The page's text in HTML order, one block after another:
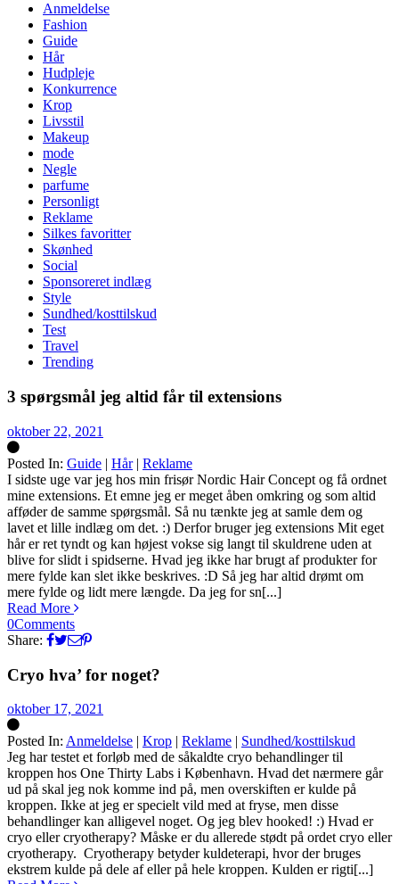
Anmeldelse
Fashion
Guide
Hår
Hudpleje
Konkurrence
Krop
Livsstil
Makeup
mode
Negle
parfume
Personligt
Reklame
Silkes favoritter
Skønhed
Social
Sponsoreret indlæg
Style
Sundhed/kosttilskud
Test
Travel
Trending
3 spørgsmål jeg altid får til extensions
oktober 22, 2021
Posted In: Guide | Hår| Reklame
Silke
I sidste uge var jeg hos min frisør Nordic Hair Concept og få ordnet
mine extensions. Et emne jeg er meget åben omkring og som altid
afføder de samme spørgsmål. Så nu tænkte jeg at samle dem og
lavet et lille indlæg om det. :) Derfor bruger jeg extensions Mit eget
hår er ret tyndt og kan højest vokse sig langt til skuldrene uden at
blive for slidt i spidserne. Hvad jeg ikke har brugt af produkter for
mere fylde kan slet ikke beskrives. :D Så jeg har altid drømt om
mere fylde og lidt mere længde. Da jeg for sn[...]
Read More
0Comments
Share:
Cryo hva’ for noget?
oktober 17, 2021
Posted In: Anmeldelse | Krop | Reklame | Sundhed/kosttilskud
Silke
Jeg har testet et forløb med de såkaldte cryo behandlinger til
kroppen hos One Thirty Labs i København. Hvad det nærmere går
ud på skal jeg nok komme ind på, men overskiften er kulde på
kroppen. Ikke at jeg er specielt vild med at fryse, men disse
behandlinger kan alligevel noget. Og jeg blev hooked! :) Hvad er
cryo eller cryotherapy? Måske er du allerede stødt på ordet cryo eller
cryotherapy. Cryotherapy betyder kuldeterapi, hvor der bruges
ekstrem kulde på dele af eller på hele kroppen. Kulden er rigti[...]